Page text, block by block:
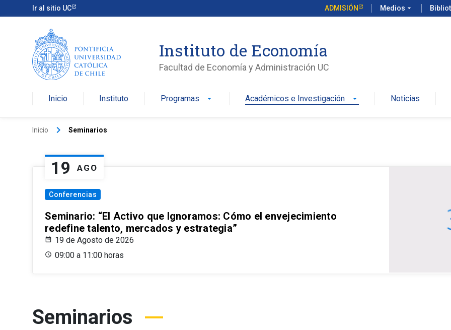
Ir al sitio UC ADMISIÓN Medios arrow_drop_down
Instituto de Economía
Facultad de Economía y Administración UC
Inicio Instituto Programas arrow_drop_down Académicos e Investigación arrow_drop_down Noticias
Inicio keyboard_arrow_right Seminarios
19 AGO
Conferencias
Seminario: “El Activo que Ignoramos: Cómo el envejecimiento
redefine talento, mercados y estrategia”
19 de Agosto de 2026
09:00 a 11:00 horas
Seminarios